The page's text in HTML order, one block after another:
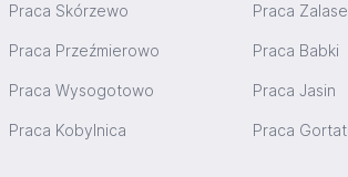
Praca Skórzewo Praca
Praca Przeźmierowo Praca Babki
Praca Wysogotowo Praca Jasin
Praca Kobylnica Praca